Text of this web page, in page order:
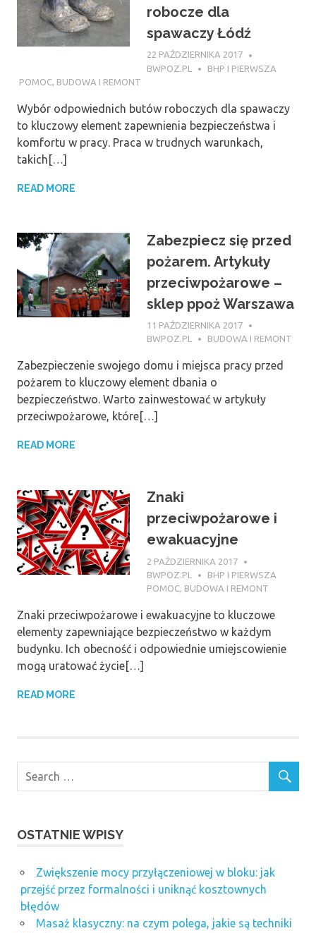
robocze dla
spawaczy Łódź
22 PAŹDZIERNIKA 2017
BWPOZ.PL
BHP I PIERWSZA
POMOC, BUDOWA I REMONT
Wybór odpowiednich butów roboczych dla spawaczy
to kluczowy element zapewnienia bezpieczeństwa i
komfortu w pracy. Praca w trudnych warunkach,
takich[…]
READ MORE
Zabezpiecz się przed
pożarem. Artykuły
przeciwpożarowe –
sklep ppoż Warszawa
11 PAŹDZIERNIKA 2017
BWPOZ.PL
BUDOWA I REMONT
Zabezpieczenie swojego domu i miejsca pracy przed
pożarem to kluczowy element dbania o
bezpieczeństwo. Warto zainwestować w artykuły
przeciwpożarowe, które[…]
READ MORE
Znaki
przeciwpożarowe i
ewakuacyjne
2 PAŹDZIERNIKA 2017
BWPOZ.PL
BHP I PIERWSZA
POMOC, BUDOWA I REMONT
Znaki przeciwpożarowe i ewakuacyjne to kluczowe
elementy zapewniające bezpieczeństwo w każdym
budynku. Ich obecność i odpowiednie umiejscowienie
mogą uratować życie[…]
READ MORE
OSTATNIE WPISY
Zwiększenie mocy przyłączeniowej w bloku: jak
przejść przez formalności i uniknąć kosztownych
błędów
Masaż klasyczny: na czym polega, jakie są techniki